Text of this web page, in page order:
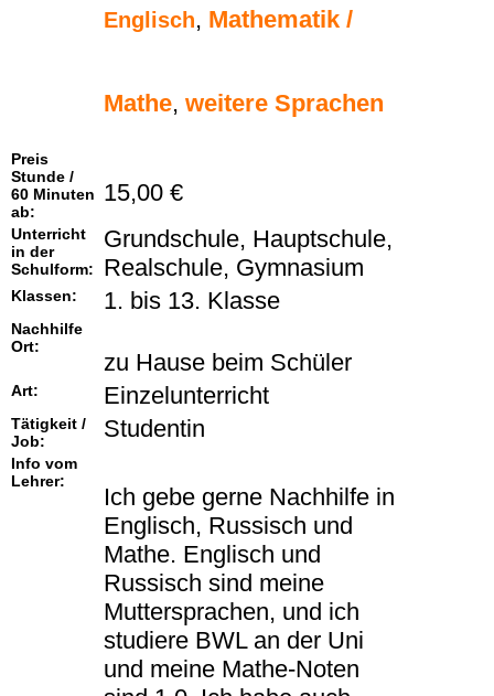
Englisch, Mathematik /
Mathe, weitere Sprachen
Preis
Stunde /
60 Minuten
ab:
15,00 €
Unterricht
in der
Schulform:
Grundschule, Hauptschule,
Realschule, Gymnasium
Klassen: 1. bis 13. Klasse
Nachhilfe
Ort:
zu Hause beim Schüler
Art: Einzelunterricht
Tätigkeit /
Job:
Studentin
Info vom
Lehrer:
Ich gebe gerne Nachhilfe in
Englisch, Russisch und
Mathe. Englisch und
Russisch sind meine
Muttersprachen, und ich
studiere BWL an der Uni
und meine Mathe-Noten